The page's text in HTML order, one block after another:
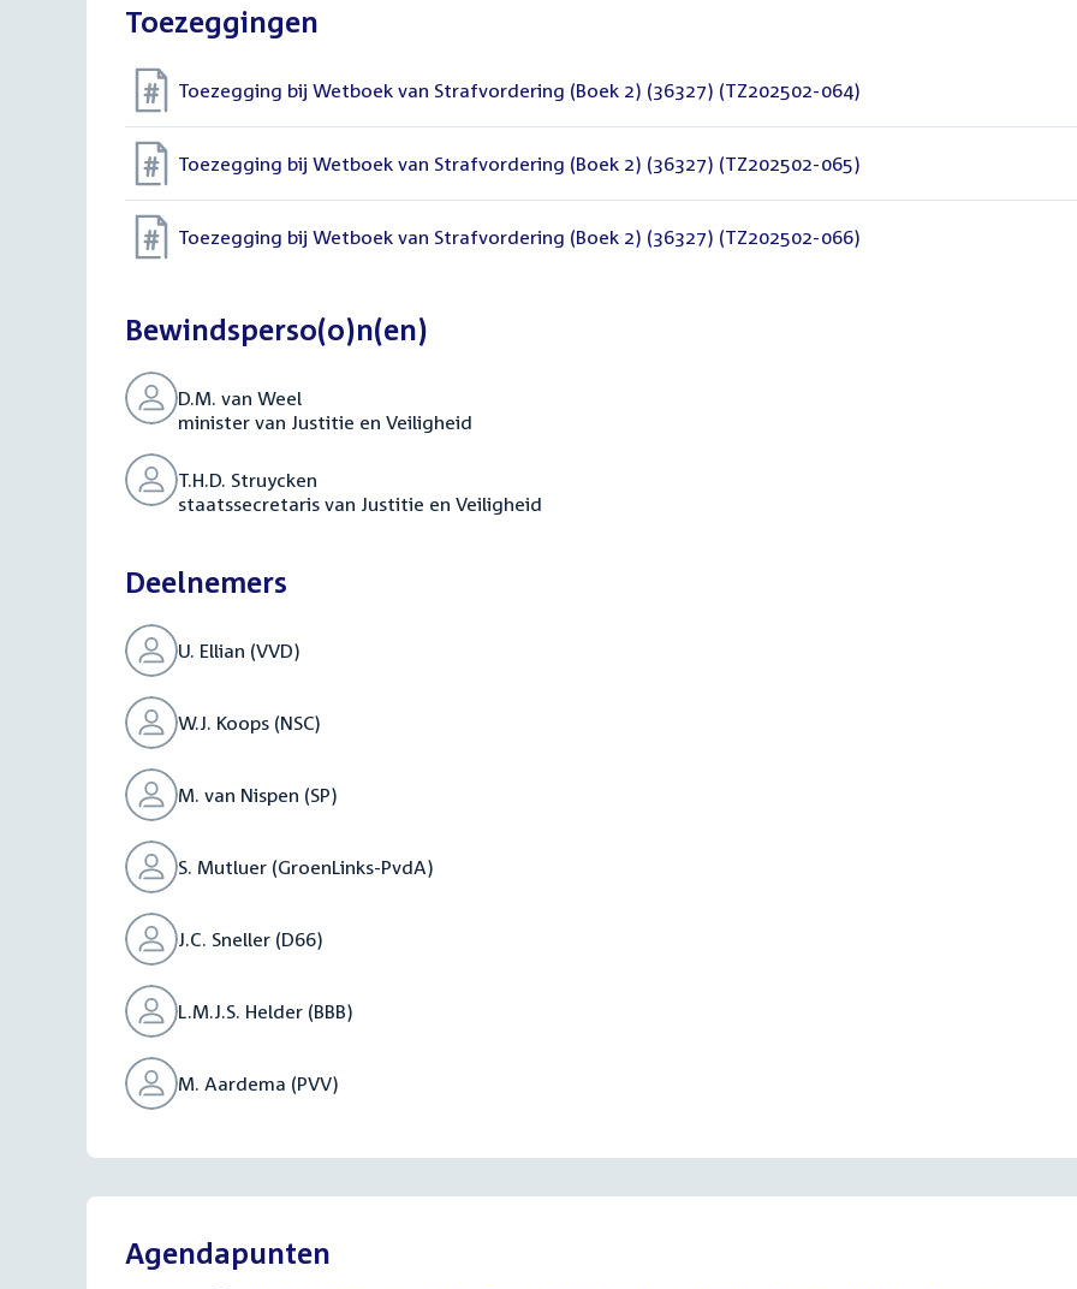
Toezeggingen
Toezegging bij Wetboek van Strafvordering (Boek 2) (36327) (TZ202502-064)
Toezegging bij Wetboek van Strafvordering (Boek 2) (36327) (TZ202502-065)
Toezegging bij Wetboek van Strafvordering (Boek 2) (36327) (TZ202502-066)
Bewindsperso(o)n(en)
D.M. van Weel
minister van Justitie en Veiligheid
T.H.D. Struycken
staatssecretaris van Justitie en Veiligheid
Deelnemers
U. Ellian (VVD)
W.J. Koops (NSC)
M. van Nispen (SP)
S. Mutluer (GroenLinks-PvdA)
J.C. Sneller (D66)
L.M.J.S. Helder (BBB)
M. Aardema (PVV)
Agendapunten